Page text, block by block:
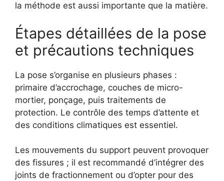
la méthode est aussi importante que la matière.
Étapes détaillées de la pose
et précautions techniques
La pose s’organise en plusieurs phases :
primaire d’accrochage, couches de micro-
mortier, ponçage, puis traitements de
protection. Le contrôle des temps d’attente et
des conditions climatiques est essentiel.
Les mouvements du support peuvent provoquer
des fissures ; il est recommandé d’intégrer des
joints de fractionnement ou d’opter pour des